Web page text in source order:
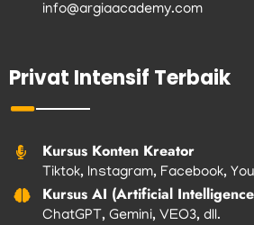
info@argiaacademy.com
Privat Intensif Terbaik
Kursus Konten Kreator
Tiktok, Instagram, Facebook,
Kursus AI (Artificial
ChatGPT, Gemini, VEO3, dll.